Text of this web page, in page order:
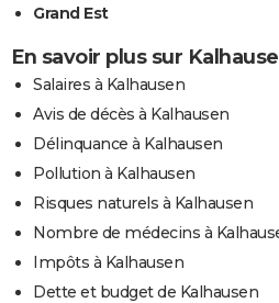
Grand Est
En savoir plus sur
Salaires à Kalhausen
Avis de décès à Kalhausen
Délinquance à Kalhausen
Pollution à Kalhausen
Risques naturels à Kalhausen
Nombre de médecins à
Impôts à Kalhausen
Dette et budget de Kalhausen